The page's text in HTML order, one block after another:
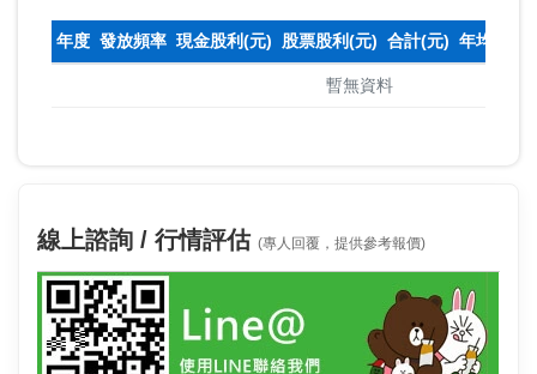
年度 發放頻率 現金股利(元) 股票股利(元) 合計(元) 年均收盤
暫無資料
線上諮詢 / 行情評估 (專人回覆，提供參考報價)